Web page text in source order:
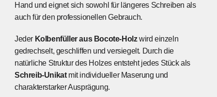
Hand und eignet sich sowohl für längeres Schreiben als
auch für den professionellen Gebrauch.
Jeder Kolbenfüller aus Bocote-Holzwird einzeln
gedrechselt, geschliffen und versiegelt. Durch die
natürliche Struktur des Holzes entsteht jedes Stück als
Schreib-Unikatmit individueller Maserung und
charakterstarker Ausprägung.